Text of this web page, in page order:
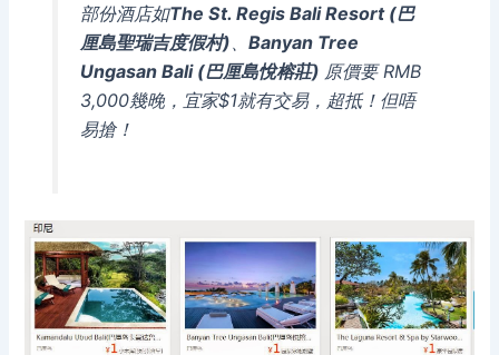
部份酒店如The St. Regis Bali Resort (巴
厘島聖瑞吉度假村)、 Banyan Tree
Ungasan Ba​​li (巴厘島悅榕莊) 原價要 RMB
3,000幾晚，宜家$1就有交易，超抵！但唔
易搶！